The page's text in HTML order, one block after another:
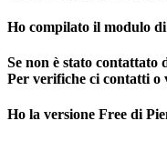
Ho compilato il modulo di
Se non è stato contattato
Per verifiche ci contatti o
Ho la versione Free di